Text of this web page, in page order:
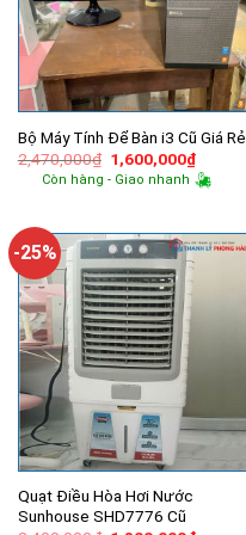
Bộ Máy Tính Để Bàn i3 Cũ Giá Rẻ
2,470,000₫ Giá
gốc
là:
1,600,000₫Giá
hiện
tại
Còn hàng - Giao nhanh
-25%
Quạt Điều Hòa Hơi Nước
Sunhouse SHD7776 Cũ